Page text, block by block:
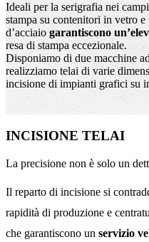
Ideali per la serigrafia nei
stampa su contenitori in vetro
d’acciaio garantiscono
resa di stampa eccezionale.
Disponiamo di due macchine
realizziamo telai di varie
incisione di impianti grafici su
INCISIONE TELAI
La precisione non è solo un
Il reparto di incisione si
rapidità di produzione e
che garantiscono un servizio